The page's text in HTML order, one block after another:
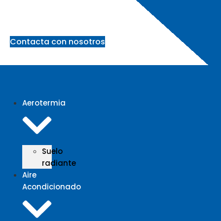
Contacta con nosotros
Aerotermia
Suelo
radiante
Aire
Acondicionado